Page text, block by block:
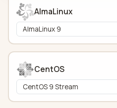
AlmaLinux
CentOS